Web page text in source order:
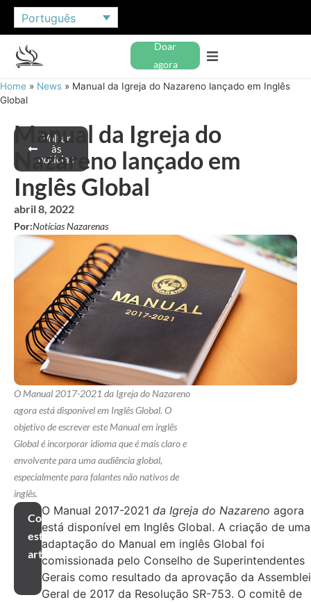
Português
Doar
agora
Home » News » Manual da Igreja do Nazareno lançado em Inglês
Global
Voltar
às
notícias
Manual da Igreja do
Nazareno lançado em
Inglês Global
abril 8, 2022
Por:Notícias Nazarenas
O Manual 2017-2021 da Igreja do Nazareno
agora está disponível em Inglês Global. O
objetivo de escrever este Manual em inglês
Global é incorporar idioma que é mais claro e
envolvente para uma audiência global,
especialmente para falantes não nativos de
inglês.
Compartilhar
este
artigo
O Manual 2017-2021 da Igreja do Nazareno agora
está disponível em Inglês Global. A criação de uma
adaptação do Manual em inglês Global foi
comissionada pelo Conselho de Superintendentes
Gerais como resultado da aprovação da
Geral de 2017 da Resolução SR-753. O comitê de